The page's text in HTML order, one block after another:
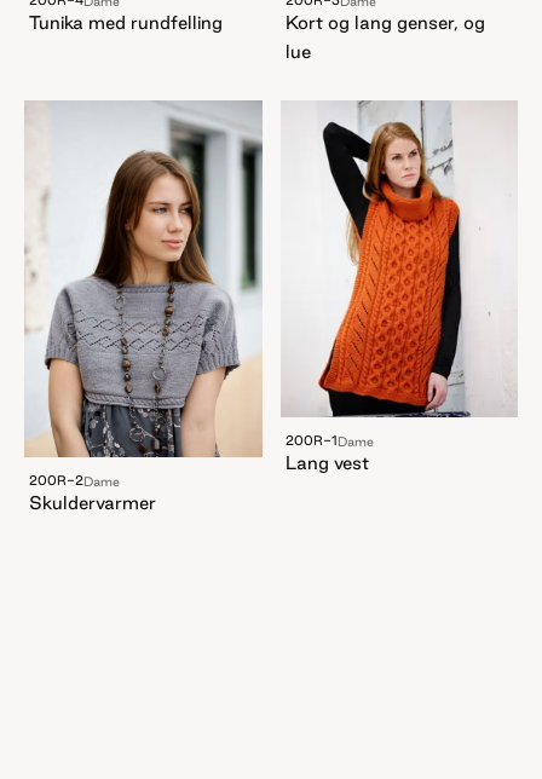
Tunika med rundfelling
Kort og lang genser, og
lue
200R-2Dame
Skuldervarmer
200R-1 Dame
Lang vest